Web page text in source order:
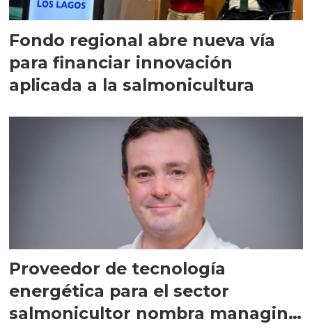
Fondo regional abre nueva vía
para financiar innovación
aplicada a la salmonicultura
Proveedor de tecnología
energética para el sector
salmonicultor nombra managing